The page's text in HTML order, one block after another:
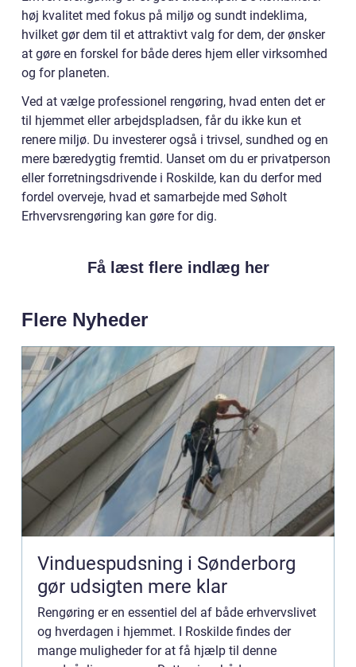
høj kvalitet med fokus på miljø og sundt indeklima,
hvilket gør dem til et attraktivt valg for dem, der ønsker
at gøre en forskel for både deres hjem eller virksomhed
og for planeten.
Ved at vælge professionel rengøring, hvad enten det er
til hjemmet eller arbejdspladsen, får du ikke kun et
renere miljø. Du investerer også i trivsel, sundhed og en
mere bæredygtig fremtid. Uanset om du er privatperson
eller forretningsdrivende i Roskilde, kan du derfor med
fordel overveje, hvad et samarbejde med Søholt
Erhvervsrengøring kan gøre for dig.
Få læst flere indlæg her
Flere Nyheder
Vinduespudsning i Sønderborg
gør udsigten mere klar
Rengøring er en essentiel del af både erhvervslivet
og hverdagen i hjemmet. I Roskilde findes der
mange muligheder for at få hjælp til denne